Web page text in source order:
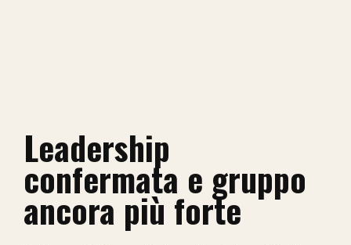
Leadership
confermata e gruppo
ancora più forte